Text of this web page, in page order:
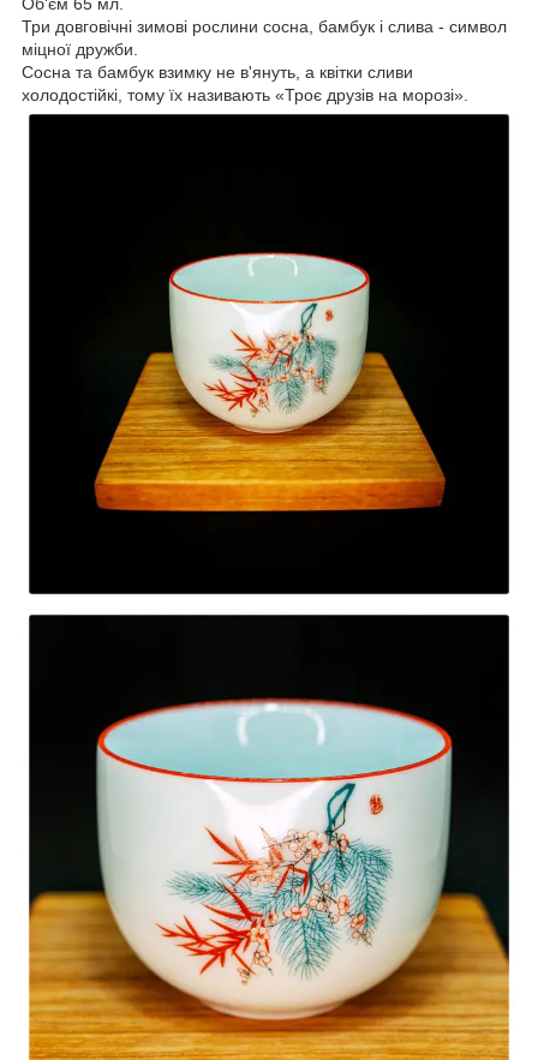
Три довговічні зимові рослини сосна, бамбук і слива - символ
міцної дружби.
Сосна та бамбук взимку не в'януть, а квітки сливи
холодостійкі, тому їх називають «Троє друзів на морозі».